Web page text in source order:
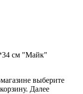
см "Майк"
выберите
Далее